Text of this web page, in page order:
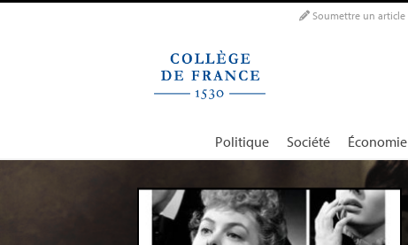
Soumettre un article
Politique Société Économie